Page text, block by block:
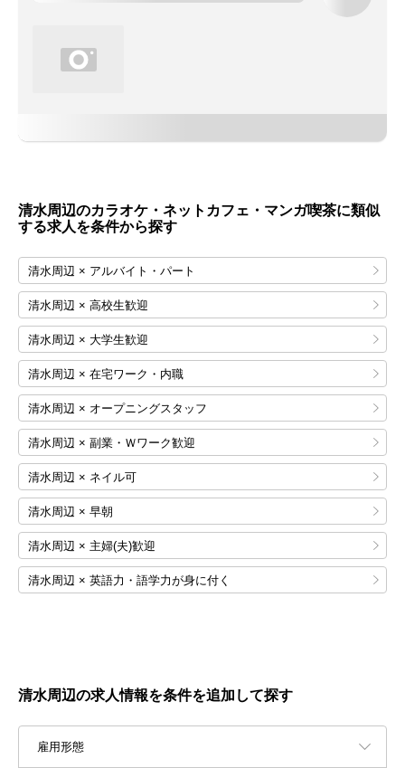
清水周辺のカラオケ・ネットカフェ・マンガ喫茶に類似
する求人を条件から探す
清水周辺 × アルバイト・パート
清水周辺 × 高校生歓迎
清水周辺 × 大学生歓迎
清水周辺 × 在宅ワーク・内職
清水周辺 × オープニングスタッフ
清水周辺 × 副業・Ｗワーク歓迎
清水周辺 × ネイル可
清水周辺 × 早朝
清水周辺 × 主婦(夫)歓迎
清水周辺 × 英語力・語学力が身に付く
清水周辺の求人情報を条件を追加して探す
雇用形態